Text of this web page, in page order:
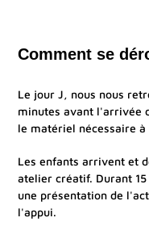
Comment se
Le jour J, nous nous
minutes avant l'arrivée
le matériel nécessaire
Les enfants arrivent et
atelier créatif. Durant
une présentation de
l'appui.